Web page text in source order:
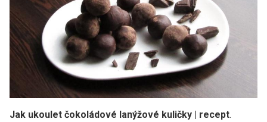
Jak ukoulet čokoládové lanýžové kuličky | recept.